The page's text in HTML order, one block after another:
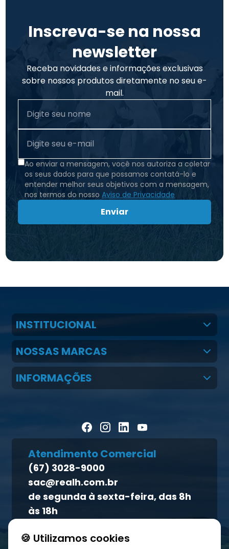
Inscreva-se na nossa
newsletter
Receba novidades e informações exclusivas
sobre nossos produtos diretamente no seu e-
mail.
Ao enviar a mensagem, você nos autoriza a coletar
os seus dados para que possamos contatá-lo e
entender melhor seus objetivos com a mensagem,
nos termos do nossoAviso de Privacidade
Enviar
INSTITUCIONAL
Quem Somos
Claudio Martins Real
LGPD
Direito dos titulares
Política de qualidade
Atendimento ao titular
Canal de ética
NOSSAS MARCAS
Real H Nutrição Animal
CMR Saúde
INFORMAÇÕES
Blog Pecuária Forte
Homeopet
Atendimento Comercial
(67) 3028-9000
sac@realh.com.br
de segunda à sexta-feira, das 8h
às 18h
🍪 Utilizamos cookies